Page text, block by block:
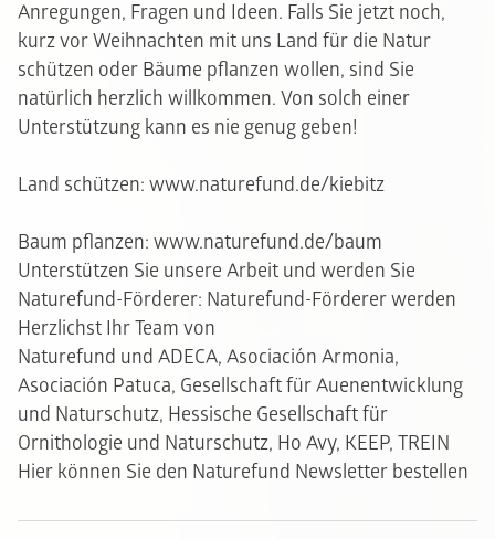
Anregungen, Fragen und Ideen. Falls Sie jetzt noch,
kurz vor Weihnachten mit uns Land für die Natur
schützen oder Bäume pflanzen wollen, sind Sie
natürlich herzlich willkommen. Von solch einer
Unterstützung kann es nie genug geben!
Land schützen: www.naturefund.de/kiebitz
Baum pflanzen: www.naturefund.de/baum
Unterstützen Sie unsere Arbeit und werden Sie
Naturefund-Förderer: Naturefund-Förderer werden
Herzlichst Ihr Team von
Naturefund und ADECA, Asociación Armonia,
Asociación Patuca, Gesellschaft für Auenentwicklung
und Naturschutz, Hessische Gesellschaft für
Ornithologie und Naturschutz, Ho Avy, KEEP, TREIN
Hier können Sie den Naturefund Newsletter bestellen